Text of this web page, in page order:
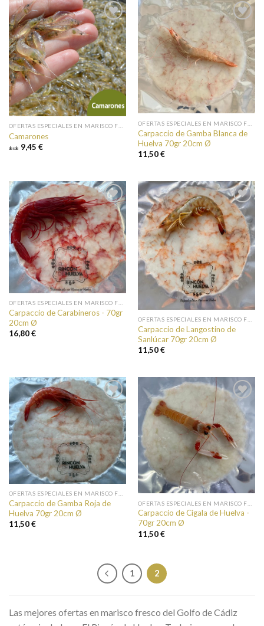
Añadir a
favoritos
Camarones
desde 9,45 €
Añadir a
favoritos
Carpaccio de Gamba Blanca de
Huelva 70gr 20cm Ø
11,50 €
Añadir a
favoritos
Carpaccio de Carabineros - 70gr
20cm Ø
16,80 €
Añadir a
favoritos
OFERTAS ESPECIALES EN MARISCO FRESCO
Carpaccio de Langostino de
Sanlúcar 70gr 20cm Ø
11,50 €
Añadir a
favoritos
Carpaccio de Gamba Roja de
Huelva 70gr 20cm Ø
11,50 €
Añadir a
favoritos
Carpaccio de Cigala de Huelva -
70gr 20cm Ø
11,50 €
1 2
Las mejores ofertas en marisco fresco del Golfo de Cádiz